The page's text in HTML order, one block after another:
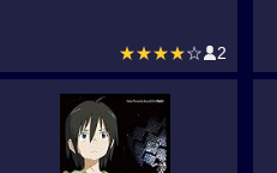
★★★★☆ 2